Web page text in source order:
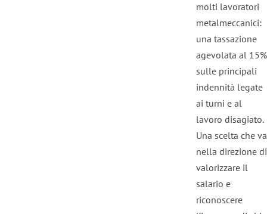
molti lavoratori
metalmeccanici:
una tassazione
agevolata al 15%
sulle principali
indennità legate
ai turni e al
lavoro disagiato.
Una scelta che va
nella direzione di
valorizzare il
salario e
riconoscere